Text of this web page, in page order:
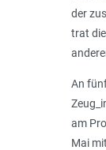
der
trat
An
am
Mai